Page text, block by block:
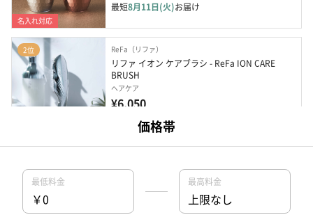
名入れ対応
最短8月11日(火)お届け
2位 ReFa（リファ）
リファ イオン ケアブラシ - ReFa ION CARE
BRUSH
ヘアケア
¥6,050
8月11日(火)お届け
【ペア】2人のための体験カタログ　FOR2ギフ
体験ギフト
¥11,880〜